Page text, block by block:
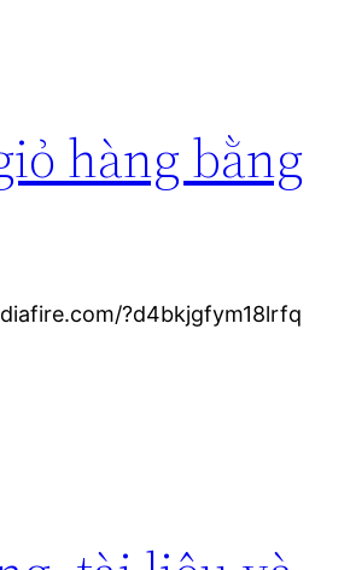
hàng bằng
?d4bkjgfym18lrfq